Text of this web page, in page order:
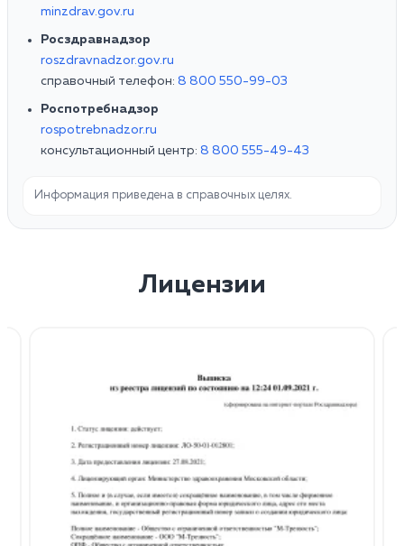
minzdrav.gov.ru
Росздравнадзор
roszdravnadzor.gov.ru
справочный телефон: 8 800 550-99-03
Роспотребнадзор
rospotrebnadzor.ru
консультационный центр: 8 800 555-49-43
Информация приведена в справочных целях.
Лицензии